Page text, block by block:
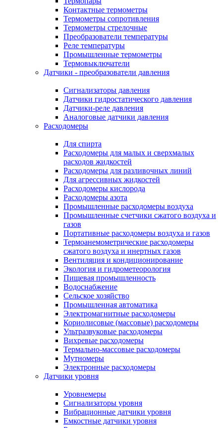
Контактные термометры
Термометры сопротивления
Термометры стрелочные
Преобразователи температуры
Реле температуры
Промышленные термометры
Термовыключатели
Датчики - преобразователи давления
Сигнализаторы давления
Датчики гидростатического давления
Датчики-реле давления
Аналоговые датчики давления
Расходомеры
Для спирта
Расходомеры для малых и сверхмалых
расходов жидкостей
Расходомеры для разливочных линий
Для агрессивных жидкостей
Расходомеры кислорода
Расходомеры азота
Промышленные расходомеры воздуха
Промышленные счетчики сжатого воздуха и
газов
Портативные расходомеры воздуха и газов
Термоанемометрические расходомеры
сжатого воздуха и инертных газов
Вентиляция и кондиционирование
Экология и гидрометеорология
Пищевая промышленность
Водоснабжение
Сельское хозяйство
Промышленная автоматика
Электромагнитные расходомеры
Кориолисовые (массовые) расходомеры
Ультразвуковые расходомеры
Вихревые расходомеры
Термально-массовые расходомеры
Мутномеры
Электронные расходомеры
Датчики уровня
Уровнемеры
Сигнализаторы уровня
Вибрационные датчики уровня
Емкостные датчики уровня